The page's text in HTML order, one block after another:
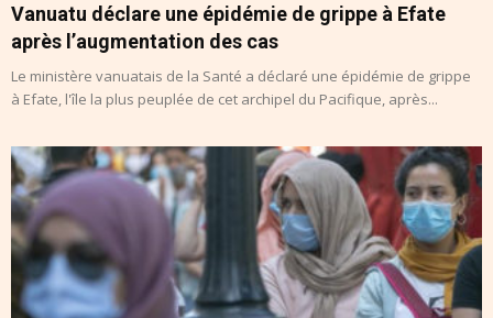
Vanuatu déclare une épidémie de grippe à Efate
après l’augmentation des cas
Le ministère vanuatais de la Santé a déclaré une épidémie de grippe
à Efate, l'île la plus peuplée de cet archipel du Pacifique, après...